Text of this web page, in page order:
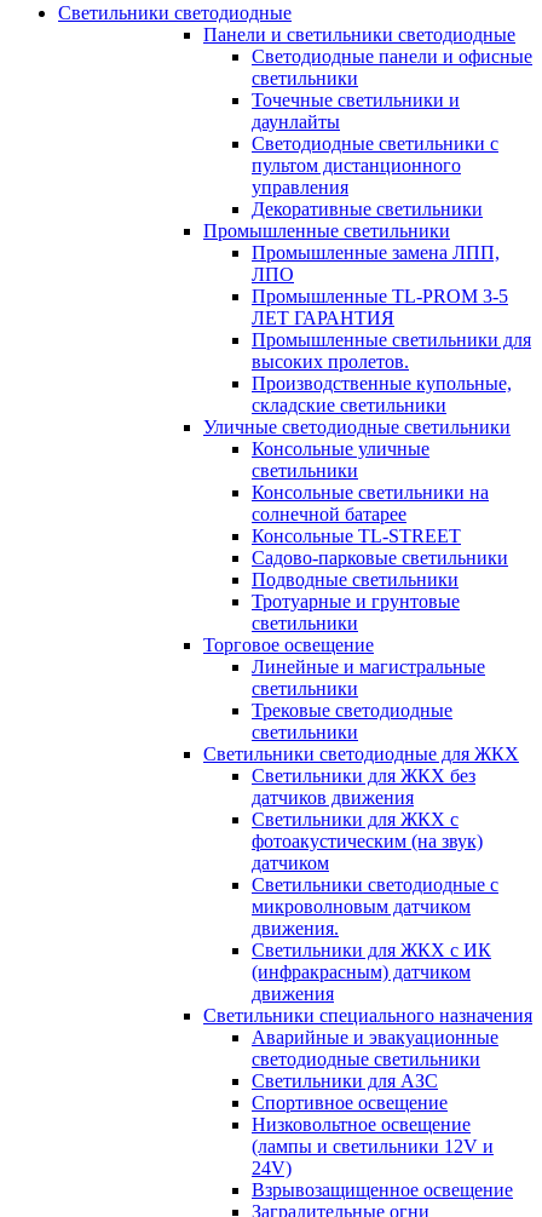
Светильники светодиодные
Панели и светильники светодиодные
Светодиодные панели и офисные
светильники
Точечные светильники и
даунлайты
Светодиодные светильники с
пультом дистанционного
управления
Декоративные светильники
Промышленные светильники
Промышленные замена ЛПП,
ЛПО
Промышленные TL-PROM 3-5
ЛЕТ ГАРАНТИЯ
Промышленные светильники для
высоких пролетов.
Производственные купольные,
складские светильники
Уличные светодиодные светильники
Консольные уличные
светильники
Консольные светильники на
солнечной батарее
Консольные TL-STREET
Садово-парковые светильники
Подводные светильники
Тротуарные и грунтовые
светильники
Торговое освещение
Линейные и магистральные
светильники
Трековые светодиодные
светильники
Светильники светодиодные для ЖКХ
Светильники для ЖКХ без
датчиков движения
Светильники для ЖКХ с
фотоакустическим (на звук)
датчиком
Светильники светодиодные с
микроволновым датчиком
движения.
Светильники для ЖКХ с ИК
(инфракрасным) датчиком
движения
Светильники специального назначения
Аварийные и эвакуационные
светодиодные светильники
Светильники для АЗС
Спортивное освещение
Низковольтное освещение
(лампы и светильники 12V и
24V)
Взрывозащищенное освещение
Заградительные огни